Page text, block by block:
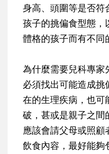
身高、頭圍等是否符
孩子的挑偏食型態，
體格的孩子而有不同
為什麼需要兒科專家
必須找出可能造成
在的生理疾病，也可
破，甚或是親子之間
應該會請父母或照
飲食內容，最好能夠